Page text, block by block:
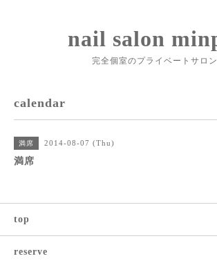
nail salon
完全個室のプライベートサロン
calendar
満席 2014-08-07 (Thu)
満席
top
reserve